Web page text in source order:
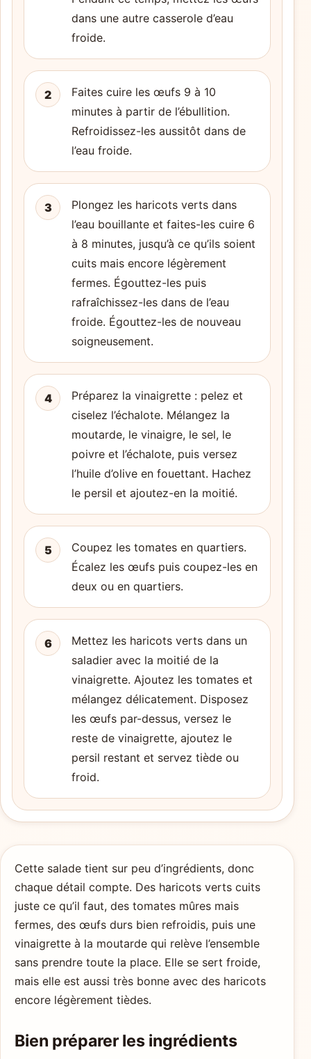
dans une autre casserole d’eau
froide.
2
Faites cuire les œufs 9 à 10
minutes à partir de l’ébullition.
Refroidissez-les aussitôt dans de
l’eau froide.
3
Plongez les haricots verts dans
l’eau bouillante et faites-les cuire 6
à 8 minutes, jusqu’à ce qu’ils soient
cuits mais encore légèrement
fermes. Égouttez-les puis
rafraîchissez-les dans de l’eau
froide. Égouttez-les de nouveau
soigneusement.
4
Préparez la vinaigrette : pelez et
ciselez l’échalote. Mélangez la
moutarde, le vinaigre, le sel, le
poivre et l’échalote, puis versez
l’huile d’olive en fouettant. Hachez
le persil et ajoutez-en la moitié.
5
Coupez les tomates en quartiers.
Écalez les œufs puis coupez-les en
deux ou en quartiers.
6
Mettez les haricots verts dans un
saladier avec la moitié de la
vinaigrette. Ajoutez les tomates et
mélangez délicatement. Disposez
les œufs par-dessus, versez le
reste de vinaigrette, ajoutez le
persil restant et servez tiède ou
froid.
Cette salade tient sur peu d’ingrédients, donc
chaque détail compte. Des haricots verts cuits
juste ce qu’il faut, des tomates mûres mais
fermes, des œufs durs bien refroidis, puis une
vinaigrette à la moutarde qui relève l’ensemble
sans prendre toute la place. Elle se sert froide,
mais elle est aussi très bonne avec des haricots
encore légèrement tièdes.
Bien préparer les ingrédients